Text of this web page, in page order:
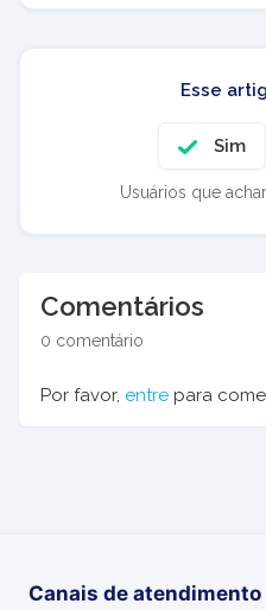
Esse
Sim
Usuários que
Comentários
0 comentário
Por favor, entre para
Canais de atendimento